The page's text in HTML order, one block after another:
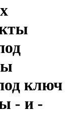
ключ
- и -